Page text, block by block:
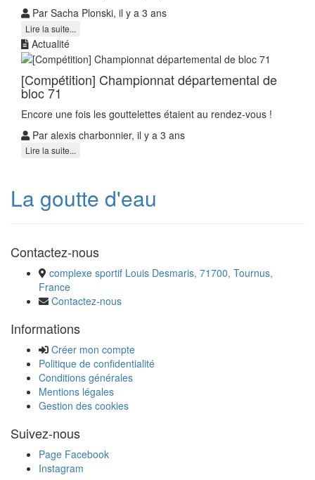
Par Sacha Plonski, il y a 3 ans
Lire la suite...
Actualité
[Compétition] Championnat départemental de
bloc 71
Encore une fois les gouttelettes étaient au rendez-vous !
Par alexis charbonnier, il y a 3 ans
Lire la suite...
La goutte d'eau
Contactez-nous
complexe sportif Louis Desmaris, 71700, Tournus,
France
Contactez-nous
Informations
Créer mon compte
Politique de confidentialité
Conditions générales
Mentions légales
Gestion des cookies
Suivez-nous
Page Facebook
Instagram